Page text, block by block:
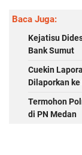
Baca Juga:
Kejatisu
Bank Sumut
Cuekin
Dilaporkan
Termohon
di PN Medan